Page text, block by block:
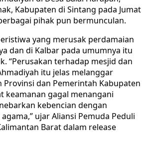
Kabupaten di Sintang pada Jumat
pihak pun bermunculan.
yang merusak perdamaian
dan di Kalbar pada umumnya itu
“Perusakan terhadap mesjid dan
itu jelas melanggar
dan Pemerintah Kabupaten
keamanan gagal menangani
kebencian dengan
ujar Aliansi Pemuda Peduli
Barat dalam release